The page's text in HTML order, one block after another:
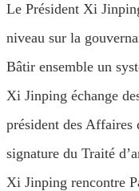
Le Président Xi
niveau sur la
Bâtir ensemble un
Xi Jinping échange
président des Affaires
signature du Traité
Xi Jinping rencontre